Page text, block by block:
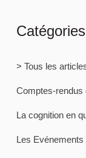
Catégories
> Tous les
Comptes-rendus
La cognition en
Les